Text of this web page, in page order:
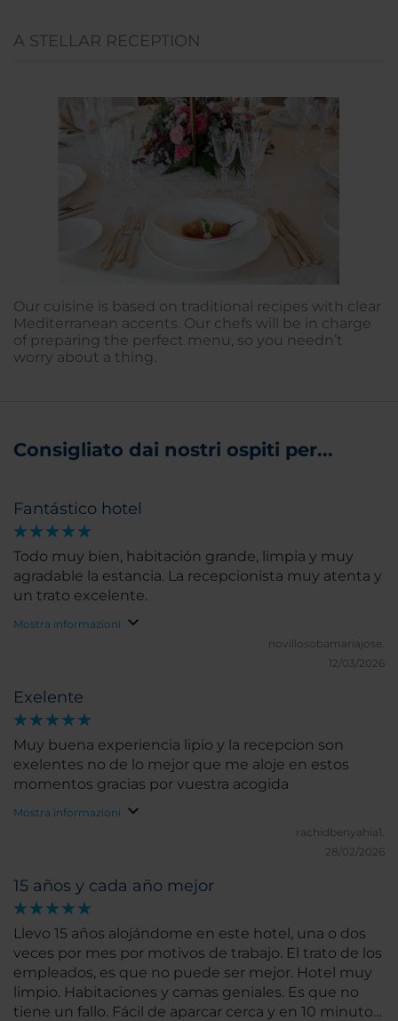
A STELLAR RECEPTION
Our cuisine is based on traditional recipes with clear
Mediterranean accents. Our chefs will be in charge
of preparing the perfect menu, so you needn’t
worry about a thing.
Consigliato dai nostri ospiti per...
Fantástico hotel
Todo muy bien, habitación grande, limpia y muy
agradable la estancia. La recepcionista muy atenta y
un trato excelente.
Mostra informazioni
novillosobamariajose.
12/03/2026
Exelente
Muy buena experiencia lipio y la recepcion son
exelentes no de lo mejor que me aloje en estos
momentos gracias por vuestra acogida
Mostra informazioni
rachidbenyahia1.
28/02/2026
15 años y cada año mejor
Llevo 15 años alojándome en este hotel, una o dos
veces por mes por motivos de trabajo. El trato de los
empleados, es que no puede ser mejor. Hotel muy
limpio. Habitaciones y camas geniales. Es que no
tiene un fallo. Fácil de aparcar cerca y en 10 minutos